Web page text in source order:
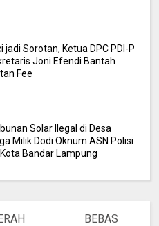
jadi Sorotan, Ketua DPC PDI-P
Joni Efendi Bantah
Fee
Solar Ilegal di Desa
Milik Dodi Oknum ASN Polisi
Bandar Lampung
BEBAS